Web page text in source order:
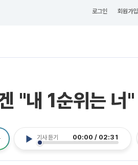
로그인 회원가입
"내 1순위는 너"
기사 듣기 00:00 / 02:31